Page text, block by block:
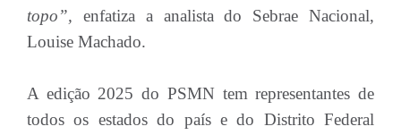
topo”, enfatiza a analista do Sebrae Nacional,
Louise Machado.
A edição 2025 do PSMN tem representantes de
todos os estados do país e do Distrito Federal